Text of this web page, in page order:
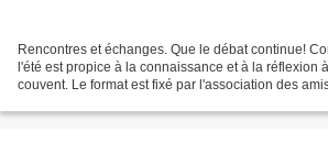
Rencontres et échanges. Que le débat continue!
l'été est propice à la connaissance et à la réflexion
couvent. Le format est fixé par l'association des